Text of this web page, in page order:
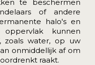
te beschermen
of andere
halo's en
kunnen
zoals water, op uw
onmiddellijk af om
raakt.